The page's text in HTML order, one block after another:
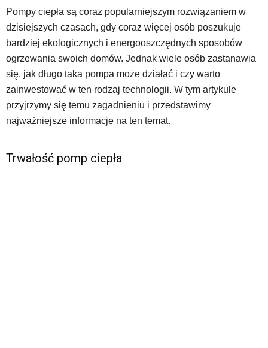
Pompy ciepła są coraz popularniejszym rozwiązaniem w
dzisiejszych czasach, gdy coraz więcej osób poszukuje
bardziej ekologicznych i energooszczędnych sposobów
ogrzewania swoich domów. Jednak wiele osób zastanawia
się, jak długo taka pompa może działać i czy warto
zainwestować w ten rodzaj technologii. W tym artykule
przyjrzymy się temu zagadnieniu i przedstawimy
najważniejsze informacje na ten temat.
Trwałość pomp ciepła